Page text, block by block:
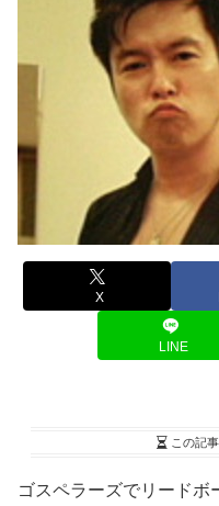
X
LINE
この記
ゴスペラーズでリードボ